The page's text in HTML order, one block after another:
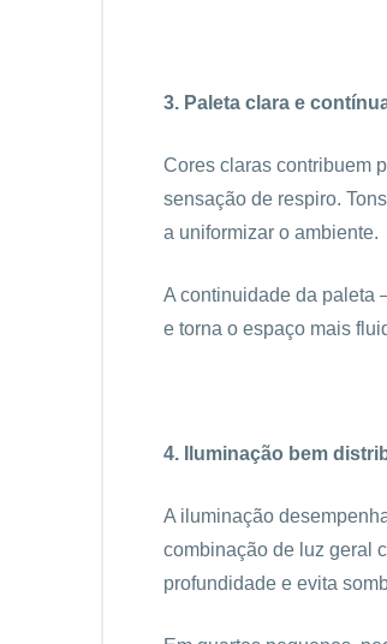
3. Paleta clara e
Cores claras contribuem
sensação de respiro.
a uniformizar o ambiente.
A continuidade da paleta
e torna o espaço mais
4. Iluminação bem
A iluminação
combinação de luz geral
profundidade e evita